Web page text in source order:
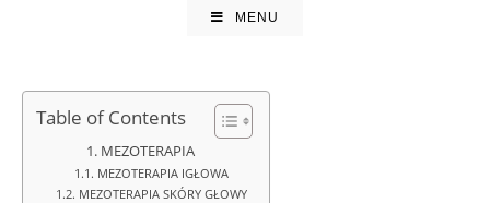
MENU
Table of Contents
MEZOTERAPIA
MEZOTERAPIA IGŁOWA
MEZOTERAPIA SKÓRY GŁOWY